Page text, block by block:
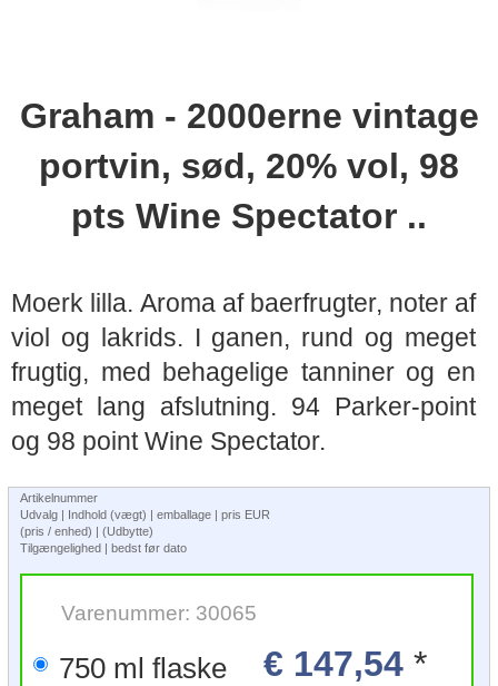
Graham - 2000erne vintage
portvin, sød, 20% vol, 98
pts Wine Spectator ..
Moerk lilla. Aroma af baerfrugter, noter af
viol og lakrids. I ganen, rund og meget
frugtig, med behagelige tanniner og en
meget lang afslutning. 94 Parker-point
og 98 point Wine Spectator.
Artikelnummer
Udvalg | Indhold (vægt) | emballage | pris EUR
(pris / enhed) | (Udbytte)
Tilgængelighed | bedst før dato
Varenummer: 30065
750 ml flaske € 147,54*